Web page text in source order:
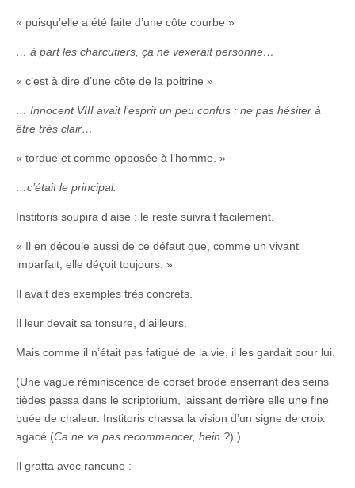
« puisqu’elle a été faite d’une côte courbe »
… à part les charcutiers, ça ne vexerait personne…
« c’est à dire d’une côte de la poitrine »
… Innocent VIII avait l’esprit un peu confus : ne pas hésiter à
être très clair…
« tordue et comme opposée à l’homme. »
…c’était le principal.
Institoris soupira d’aise : le reste suivrait facilement.
« Il en découle aussi de ce défaut que, comme un vivant
imparfait, elle déçoit toujours. »
Il avait des exemples très concrets.
Il leur devait sa tonsure, d’ailleurs.
Mais comme il n’était pas fatigué de la vie, il les gardait pour lui.
(Une vague réminiscence de corset brodé enserrant des seins
tièdes passa dans le scriptorium, laissant derrière elle une fine
buée de chaleur. Institoris chassa la vision d’un signe de croix
agacé (Ca ne va pas recommencer, hein ?).)
Il gratta avec rancune :